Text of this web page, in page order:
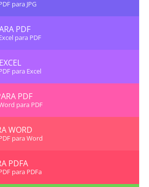
para JPG
PDF
para PDF
para Excel
PDF
para PDF
WORD
para Word
PDFA
para PDFa